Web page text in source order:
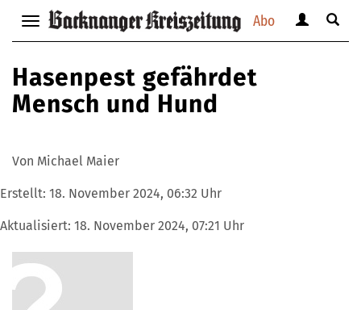
Abo
Navigation
anzeigen
verbergen
anzeigen
Suche
Hasenpest gefährdet
Mensch und Hund
Von Michael Maier
Erstellt: 18. November 2024, 06:32 Uhr
Aktualisiert: 18. November 2024, 07:21 Uhr